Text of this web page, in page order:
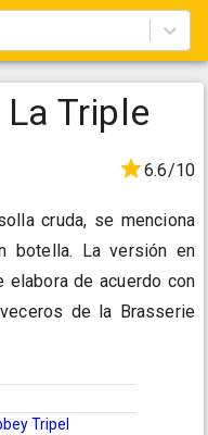
Triple
6.6/10
cruda, se menciona
botella. La versión en
elabora de acuerdo con
de la Brasserie
Tripel